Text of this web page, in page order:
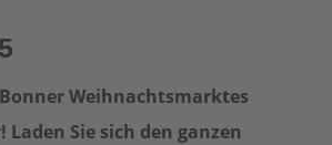
Weihnachtsmarktes
Laden Sie sich den ganzen